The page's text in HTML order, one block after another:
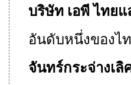
บริษัท เอพี ไทย
อันดับหนึ่งของไ
จันทร์กระจ่างเ